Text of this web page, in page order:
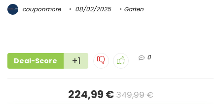
couponmore 08/02/2025 Garten
Deal-Score +1 0
224,99 €349,99 €